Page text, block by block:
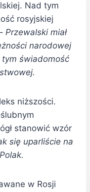
Nad tym
rosyjskiej
Przewalski miał
narodowej
tym świadomość
niższości.
stanowić wzór
się uparliście na
w Rosji